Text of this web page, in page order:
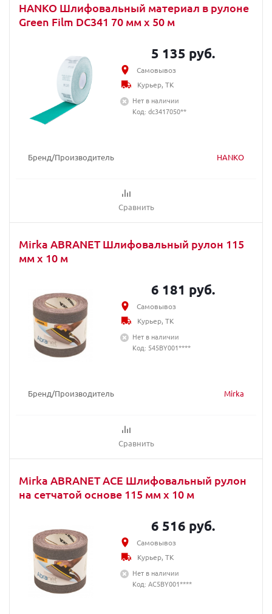
HANKO Шлифовальный материал в рулоне
Green Film DC341 70 мм x 50 м
Бренд/Производитель HANKO
Сравнить
5 135 руб.
Самовывоз
Курьер, ТК
Нет в наличии
Код: dc3417050**
Mirka ABRANET Шлифовальный рулон 115
мм x 10 м
Бренд/Производитель Mirka
Сравнить
6 181 руб.
Самовывоз
Курьер, ТК
Нет в наличии
Код: 545BY001****
Mirka ABRANET ACE Шлифовальный рулон
на сетчатой основе 115 мм x 10 м
6 516 руб.
Самовывоз
Курьер, ТК
Нет в наличии
Код: AC5BY001****